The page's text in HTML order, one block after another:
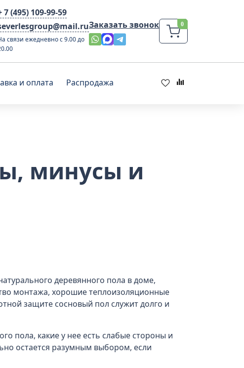
7 (495) 109-99-59
связи ежедневно с 9.00 до
Заказать звонок
и оплата Распродажа
минусы и
деревянного пола в доме,
монтажа, хорошие теплоизоляционные
защите сосновый пол служит долго и
пола, какие у нее есть слабые стороны и
остается разумным выбором, если